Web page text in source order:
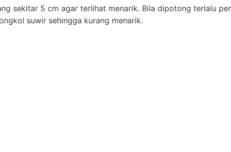
sekitar 5 cm agar terlihat menarik. Bila dipotong terlalu
suwir sehingga kurang menarik.